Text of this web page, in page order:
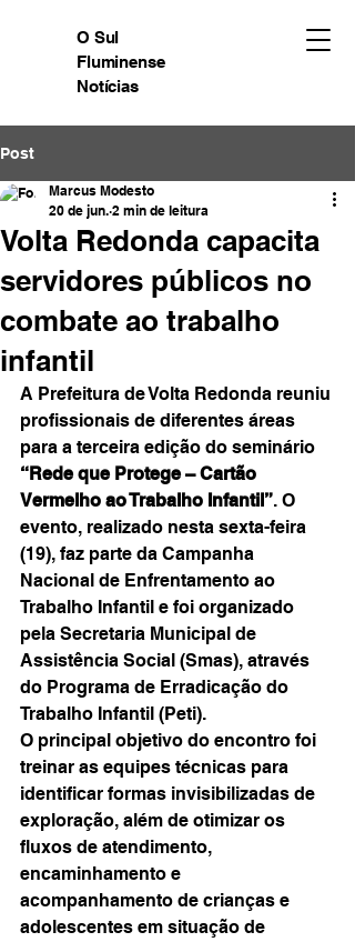
O Sul
Fluminense
Notícias
Post
Volta Redonda capacita
servidores públicos no
combate ao trabalho
infantil
Marcus Modesto
20 de jun. 2 min de leitura
A Prefeitura de Volta Redonda reuniu
profissionais de diferentes áreas
para a terceira edição do seminário
“Rede que Protege – Cartão
Vermelho ao Trabalho Infantil”. O
evento, realizado nesta sexta-feira
(19), faz parte da Campanha
Nacional de Enfrentamento ao
Trabalho Infantil e foi organizado
pela Secretaria Municipal de
Assistência Social (Smas), através
do Programa de Erradicação do
Trabalho Infantil (Peti).
O principal objetivo do encontro foi
treinar as equipes técnicas para
identificar formas invisibilizadas de
exploração, além de otimizar os
fluxos de atendimento,
encaminhamento e
acompanhamento de crianças e
adolescentes em situação de